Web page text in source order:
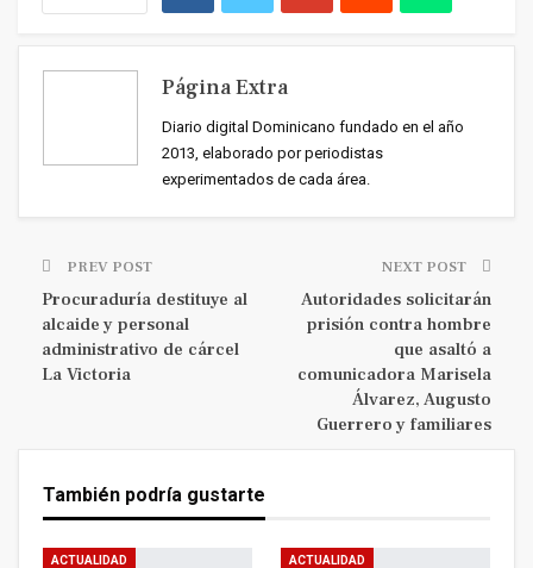
Página Extra
Diario digital Dominicano fundado en el año
2013, elaborado por periodistas
experimentados de cada área.
PREV POST
Procuraduría destituye al
alcaide y personal
administrativo de cárcel
La Victoria
NEXT POST
Autoridades solicitarán
prisión contra hombre
que asaltó a
comunicadora Marisela
Álvarez, Augusto
Guerrero y familiares
También podría gustarte
ACTUALIDAD ACTUALIDAD